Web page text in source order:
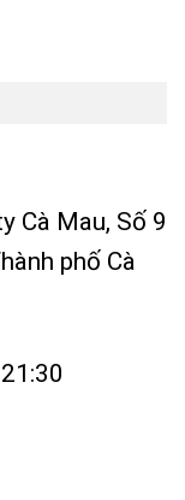
Cà Mau, Số 9
phố Cà